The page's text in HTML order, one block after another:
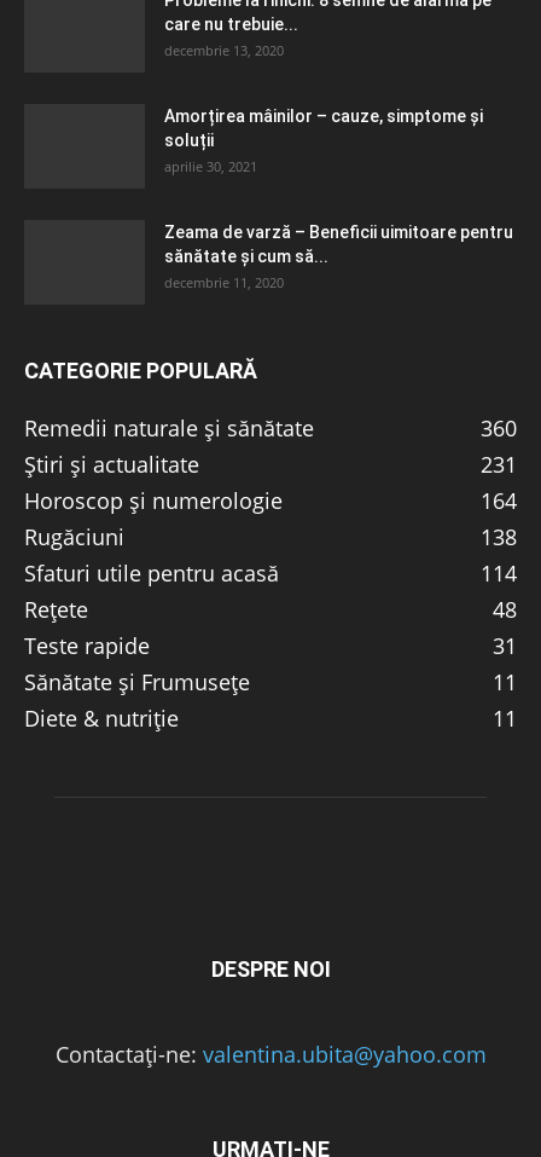
care nu trebuie...
decembrie 13, 2020
Amorțirea mâinilor – cauze, simptome și
soluții
aprilie 30, 2021
Zeama de varză – Beneficii uimitoare pentru
sănătate și cum să...
decembrie 11, 2020
CATEGORIE POPULARĂ
Remedii naturale și sănătate
360
Știri și actualitate
231
Horoscop și numerologie
164
Rugăciuni
138
Sfaturi utile pentru acasă
114
Rețete
48
Teste rapide
31
Sănătate și Frumusețe
11
Diete & nutriție
11
DESPRE NOI
Contactați-ne: valentina.ubita@yahoo.com
URMAȚI-NE